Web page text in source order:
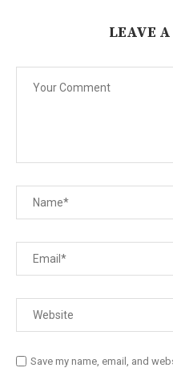
LEAVE
Save my name, email, and